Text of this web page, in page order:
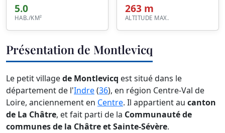
5.0
HAB./KM²
263 m
ALTITUDE MAX.
Présentation de Montlevicq
Le petit villagede Montlevicq est situé dans le
département de l'Indre(36), en région Centre-Val de
Loire, anciennement en Centre. Il appartient au canton
de La Châtre, et fait parti de la Communauté de
communes de la Châtre et Sainte-Sévère.